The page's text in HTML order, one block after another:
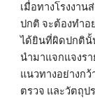
เมื่อทางโรงงา
ปกติ จะต้องทำอ
ได้ยินที่ผิดปกตินั้
นำมาแจกแจงร
แนวทางอย่างก
ตรวจ และวัตถุป